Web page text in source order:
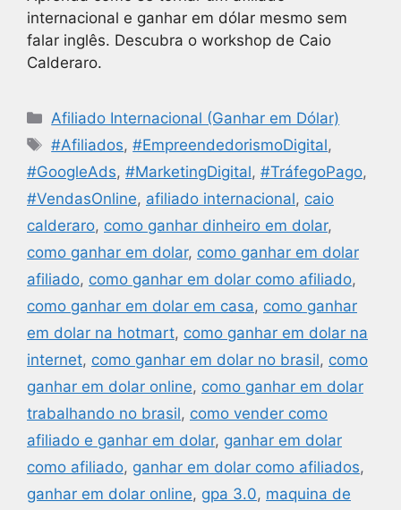
internacional e ganhar em dólar mesmo sem
falar inglês. Descubra o workshop de Caio
Calderaro.
Afiliado Internacional (Ganhar em Dólar)
#Afiliados,#EmpreendedorismoDigital,
#GoogleAds, #MarketingDigital, #TráfegoPago,
#VendasOnline, afiliado internacional, caio
calderaro, como ganhar dinheiro em dolar,
como ganhar em dolar, como ganhar em dolar
afiliado, como ganhar em dolar como afiliado,
como ganhar em dolar em casa, como ganhar
em dolar na hotmart, como ganhar em dolar na
internet, como ganhar em dolar no brasil, como
ganhar em dolar online, como ganhar em dolar
trabalhando no brasil, como vender como
afiliado e ganhar em dolar, ganhar em dolar
como afiliado, ganhar em dolar como afiliados,
ganhar em dolar online, gpa 3.0, maquina de